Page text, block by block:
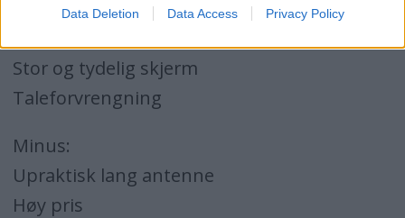
Data Deletion Data Access Privacy Policy
Stor og tydelig skjerm
Taleforvrengning
Minus:
Upraktisk lang antenne
Høy pris